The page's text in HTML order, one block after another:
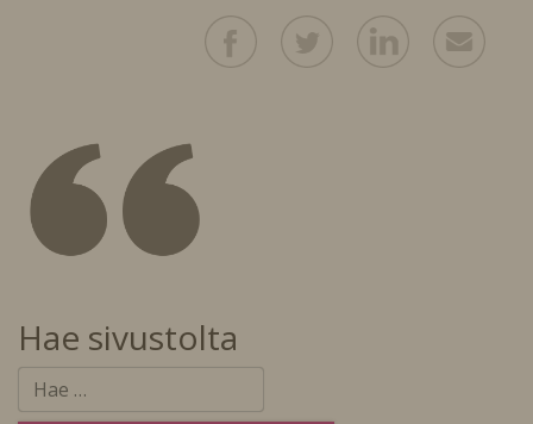
Hae sivustolta